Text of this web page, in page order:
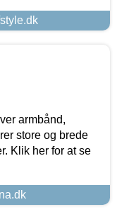
armbånd,
store og brede
Klik her for at se